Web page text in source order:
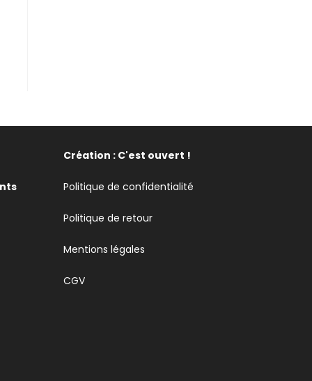
Création : C'est ouvert !
Politique de confidentialité
Politique de retour
Mentions légales
CGV